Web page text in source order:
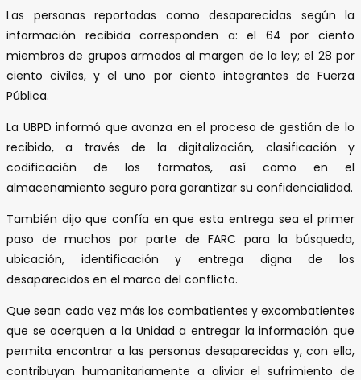
Las personas reportadas como desaparecidas según la
información recibida corresponden a: el 64 por ciento
miembros de grupos armados al margen de la ley; el 28 por
ciento civiles, y el uno por ciento integrantes de Fuerza
Pública.
La UBPD informó que avanza en el proceso de gestión de lo
recibido, a través de la digitalización, clasificación y
codificación de los formatos, así como en el
almacenamiento seguro para garantizar su confidencialidad.
También dijo que confía en que esta entrega sea el primer
paso de muchos por parte de FARC para la búsqueda,
ubicación, identificación y entrega digna de los
desaparecidos en el marco del conflicto.
Que sean cada vez más los combatientes y excombatientes
que se acerquen a la Unidad a entregar la información que
permita encontrar a las personas desaparecidas y, con ello,
contribuyan humanitariamente a aliviar el sufrimiento de